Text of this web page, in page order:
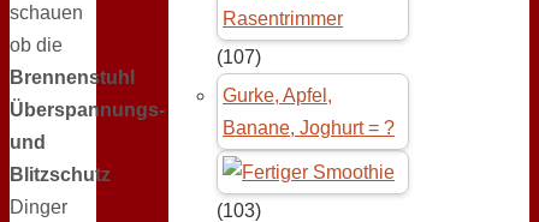
schauen
ob die
Brennenstuhl
Überspannungs-
und
Blitzschutz
Dinger
(107)
Gurke, Apfel,
Banane, Joghurt = ?
(103)